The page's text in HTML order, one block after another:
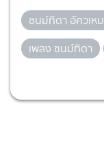
ชนม์ทิดา อัศวเหม
เพลง ชนม์ทิดา